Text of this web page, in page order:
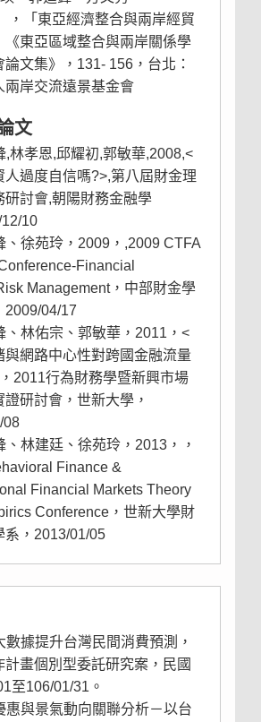
，「東亞經濟整合與兩岸經貿
《東亞區域整合與兩岸關係學
論文集》，131- 156，台北：
兩岸交流遠景基金會
文
,林孝恩,邱耀初,郭敏華,2008,<
人過度自信嗎?>,第八屆財金理
研討會,朝陽財務金融學
10
、徐苑玲，2009，,2009 CTFA
Financial
Management，中部財金學
2009/04/17
、林佑宗、郭敏華，2011，<
與網路中心性對跨國金融流量
2011行為財務學暨新興市場
證研討會，世新大學，
08
、林建廷、徐苑玲，2013，，
Finance &
Financial Markets Theory
Conference，世新大學財
系，2013/01/05
數據提升台灣民間消費預測，
計畫個別型委託研究案，民國
至106/01/31。
惠與景氣動向關聯分析－以台